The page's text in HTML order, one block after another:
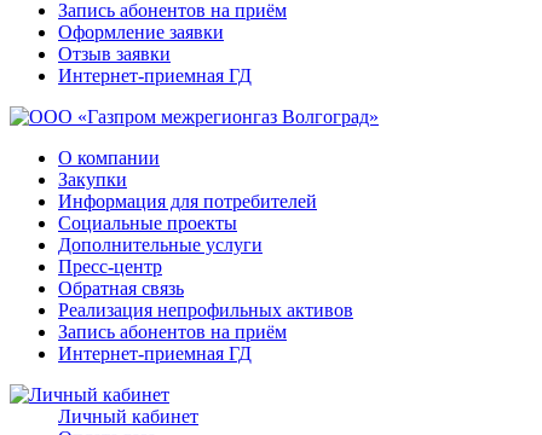
Запись абонентов на приём
Оформление заявки
Отзыв заявки
Интернет-приемная ГД
О компании
Закупки
Информация для потребителей
Социальные проекты
Дополнительные услуги
Пресс-центр
Обратная связь
Реализация непрофильных активов
Запись абонентов на приём
Интернет-приемная ГД
Личный кабинет